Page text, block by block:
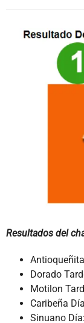
Resultados del
Dorado
Motilon
Caribeña
Sinuano